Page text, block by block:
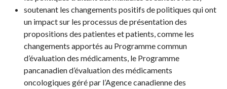
soutenant les changements positifs de politiques qui ont
un impact sur les processus de présentation des
propositions des patientes et patients, comme les
changements apportés au Programme commun
d’évaluation des médicaments, le Programme
pancanadien d’évaluation des médicaments
oncologiques géré par l’Agence canadienne des